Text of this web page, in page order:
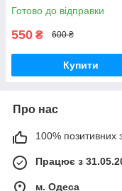
Готово до відправки
550 ₴ 600 ₴
Купити
Про нас
100% позитивних з
Працює з
м. Одеса